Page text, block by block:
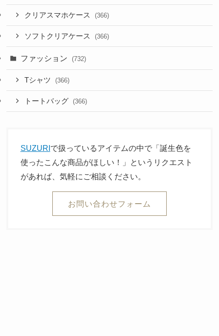
クリアスマホケース (366)
ソフトクリアケース (366)
ファッション (732)
Tシャツ (366)
トートバッグ (366)
SUZURIで扱っているアイテムの中で「誕生色を
使ったこんな商品がほしい！」というリクエスト
があれば、気軽にご相談ください。
お問い合わせフォーム